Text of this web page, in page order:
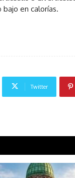
bajo en calorías.
Twitter